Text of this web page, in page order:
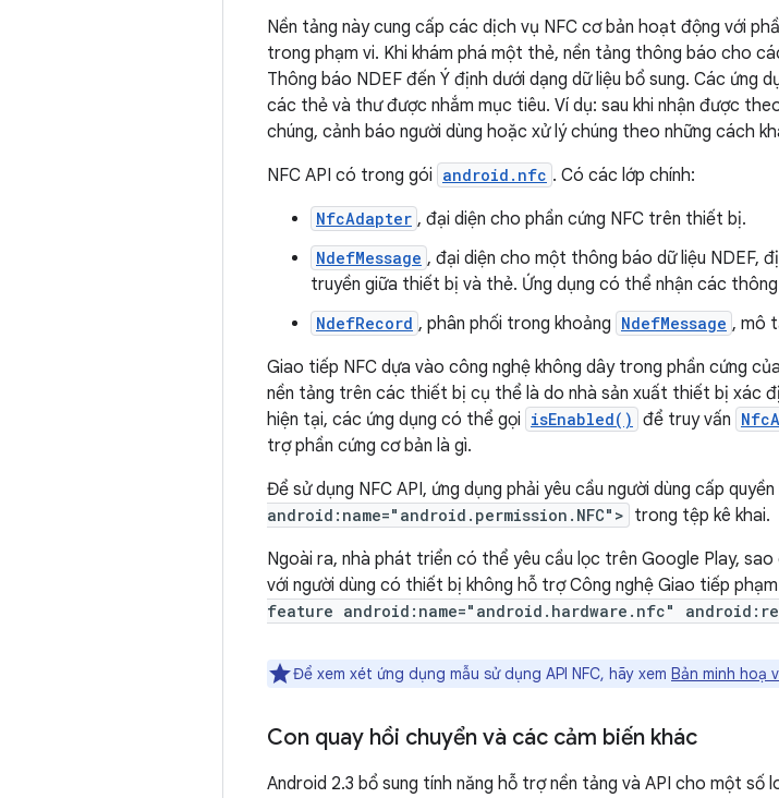
Nền tảng này cung cấp các dịch vụ NFC cơ bản hoạt động với
trong phạm vi. Khi khám phá một thẻ, nền tảng thông báo cho
Thông báo NDEF đến Ý định dưới dạng dữ liệu bổ sung. Các ứng
các thẻ và thư được nhắm mục tiêu. Ví dụ: sau khi nhận được
chúng, cảnh báo người dùng hoặc xử lý chúng theo những cách
NFC API có trong gói android.nfc . Có các lớp chính:
NfcAdapter , đại diện cho phần cứng NFC trên thiết bị.
NdefMessage , đại diện cho một thông báo dữ liệu NDEF,
truyền giữa thiết bị và thẻ. Ứng dụng có thể nhận các
NdefRecord , phân phối trong khoảng NdefMessage , mô
Giao tiếp NFC dựa vào công nghệ không dây trong phần cứng
nền tảng trên các thiết bị cụ thể là do nhà sản xuất thiết bị xác
hiện tại, các ứng dụng có thể gọi isEnabled() để truy vấn
trợ phần cứng cơ bản là gì.
Để sử dụng NFC API, ứng dụng phải yêu cầu người dùng cấp
android:name="android.permission.NFC"> trong tệp kê khai.
Ngoài ra, nhà phát triển có thể yêu cầu lọc trên Google Play,
với người dùng có thiết bị không hỗ trợ Công nghệ Giao tiếp
feature android:name="android.hardware.nfc"
Để xem xét ứng dụng mẫu sử dụng API NFC, hãy xem Bản minh hoạ
Con quay hồi chuyển và các cảm biến khác
Android 2.3 bổ sung tính năng hỗ trợ nền tảng và API cho một